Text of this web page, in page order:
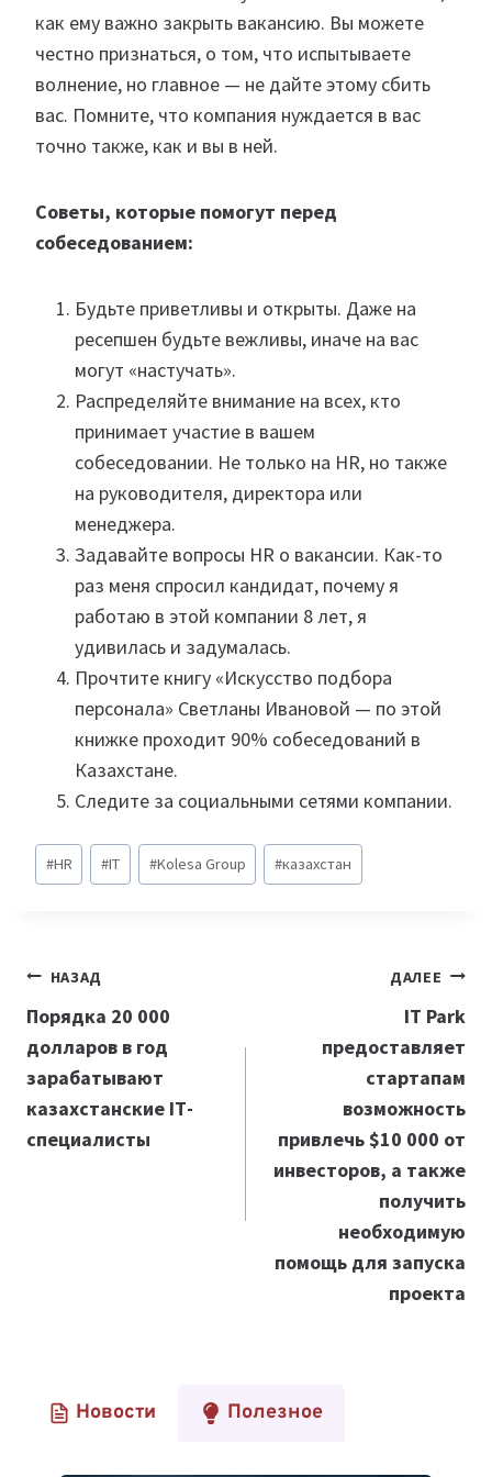
как ему важно закрыть вакансию. Вы можете
честно признаться, о том, что испытываете
волнение, но главное — не дайте этому сбить
вас. Помните, что компания нуждается в вас
точно также, как и вы в ней.
Советы, которые помогут перед
собеседованием:
Будьте приветливы и открыты. Даже на
ресепшен будьте вежливы, иначе на вас
могут «настучать».
Распределяйте внимание на всех, кто
принимает участие в вашем
собеседовании. Не только на HR, но также
на руководителя, директора или
менеджера.
Задавайте вопросы HR о вакансии. Как-то
раз меня спросил кандидат, почему я
работаю в этой компании 8 лет, я
удивилась и задумалась.
Прочтите книгу «Искусство подбора
персонала» Светланы Ивановой — по этой
книжке проходит 90% собеседований в
Казахстане.
Следите за социальными сетями компании.
Метки
записи:
#HR #IT #Kolesa Group #казахстан
Навигация
по
записям
НАЗАД
Порядка 20 000
долларов в год
зарабатывают
казахстанские ІТ-
специалисты
ДАЛЕЕ
IT Park
предоставляет
стартапам
возможность
привлечь $10 000 от
инвесторов, а также
получить
необходимую
помощь для запуска
проекта
Новости Полезное